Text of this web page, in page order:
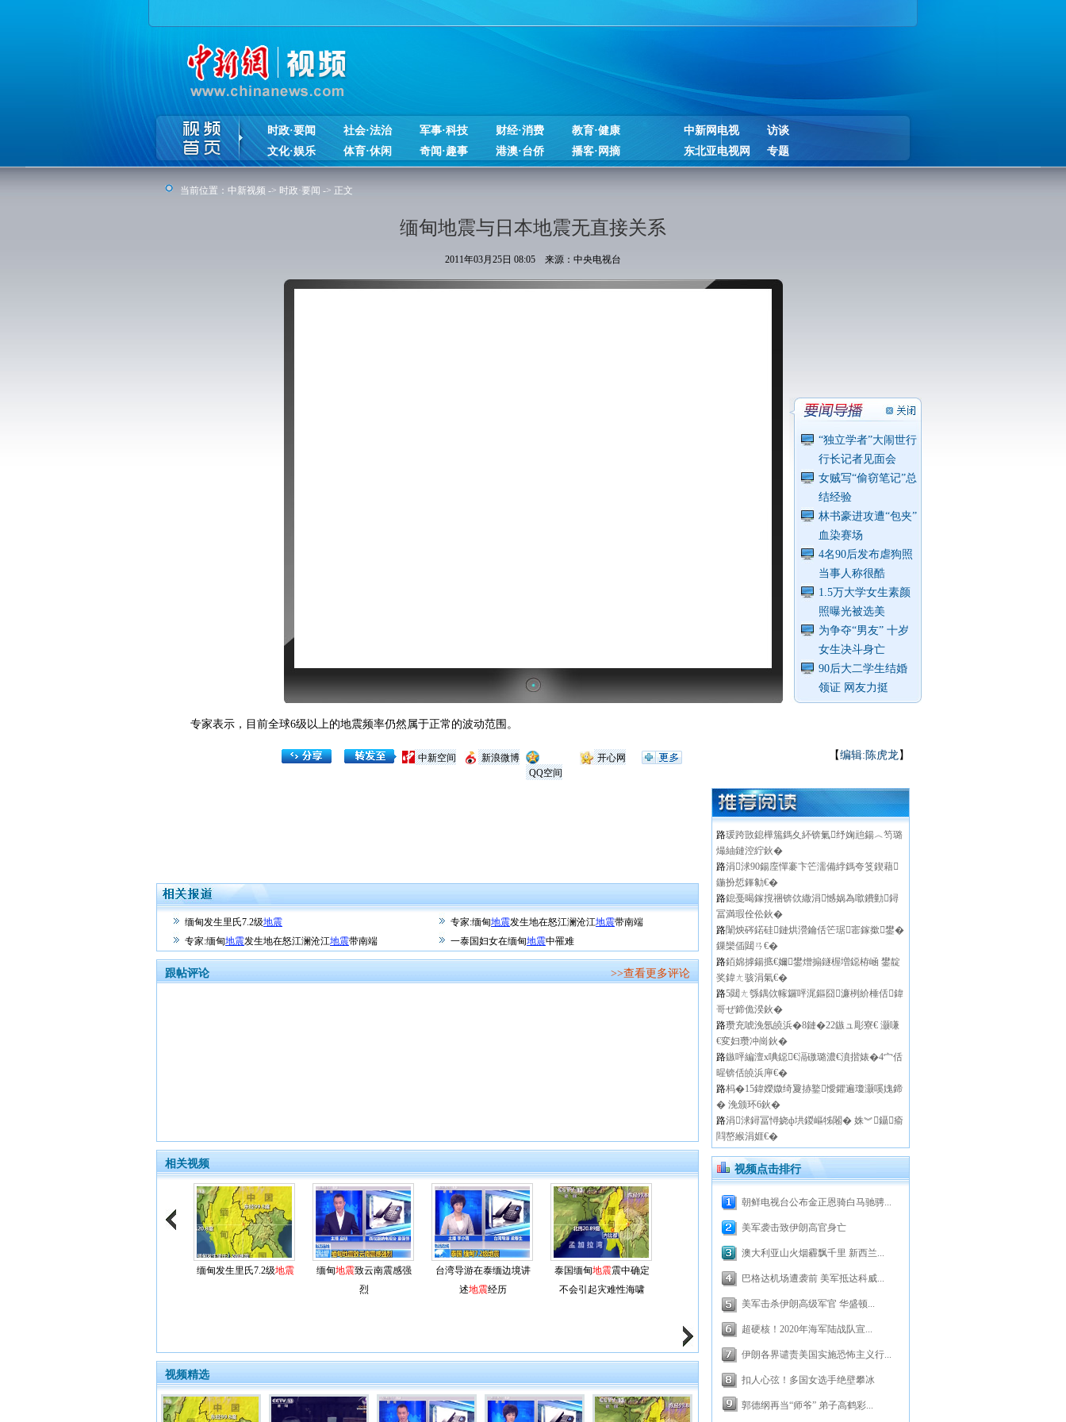
时政·要闻 社会·法治 军事·科技 财经·消费
教育·健康
文化·娱乐
体育·休闲 奇闻·趣事 港澳·台侨 播客·网摘
中新网电视
访谈
东北亚电视网
专题
当前位置： 中新视频 -> 时政·要闻 -> 正文
缅甸地震与日本地震无直接关系
2011年03月25日 08:05 来源：中央电视台
“独立学者”大闹世行
行长记者见面会
女贼写“偷窃笔记”总
结经验
林书豪进攻遭“包夹”
血染赛场
4名90后发布虐狗照
当事人称很酷
1.5万大学女生素颜
照曝光被选美
为争夺“男友” 十岁
女生决斗身亡
90后大二学生结婚
领证 网友力挺
专家表示，目前全球6级以上的地震频率仍然属于正常的波动范围。
【编辑:陈虎龙】
开心网
QQ空间
新浪微博
中新空间
缅甸发生里氏7.2级地震 专家:缅甸地震发生地在怒江澜沧江地震带南端
专家:缅甸地震发生地在怒江澜沧江地震带南端 一泰国妇女在缅甸地震中罹难
跟帖评论 >>查看更多评论
相关视频
缅甸发生里氏7.2级地震 缅甸地震致云南震感强
烈
台湾导游在泰缅边境讲
述地震经历
泰国缅甸地震震中确定
不会引起灾难性海啸
视频精选
路瑗跨敳鎴樺箷鎷夊紑锛氭纾婅兘鍚︿笉璐
熶紬鏈涳紵鈥�
路涓浗90鍚庢憚褰卞笀濡備綍鎷夸笅鍥藉
鍦扮悊鎽勨€�
路鎴戞暍鎵撹祵锛佽繖涓憾娲為噷鐨勭鐞
冨満瑕佺伀鈥�
路闈炴硶鍩硅鏈烘瀯鑰佸笀琚寚鎵撳鐢�
鏁欒偛閮ㄢ€�
路銆婂摢鍚掋€嬭鐢熷搧鐩楃増鐚栫崡 鐢靛
奖鍏ㄤ骇涓氣€�
路5閮ㄤ綔鍝佽幏鑼呯浘鏂囧濂栵紒棰佸鍏
哥ぜ鍗佹湀鈥�
路瓒充唬浼氬皢浜�8鏈�22鏃ュ彫寮€ 灏嗛
€変妇瓒冲崗鈥�
路鏃呯編澶х唺鐚€滆礉璐濃€濆揩婊�4宀佸
暒锛佸皢浜庘€�
路杩�15鍏嬫媺绮夐捇鐜懓鑺遍瓊灏嗘媿鍗
� 浼颁环6鈥�
路涓浗鐞冨憳娆ф垬鍐嶇牬闂� 姝︾鑷瘉
閰嶅緱涓娾€�
视频点击排行
朝鲜电视台公布金正恩骑白马驰骋...
美军袭击致伊朗高官身亡
澳大利亚山火烟霾飘千里 新西兰...
巴格达机场遭袭前 美军抵达科威...
美军击杀伊朗高级军官 华盛顿...
超硬核！2020年海军陆战队宣...
伊朗各界谴责美国实施恐怖主义行...
扣人心弦！多国女选手绝壁攀冰
郭德纲再当“师爷” 弟子高鹤彩...